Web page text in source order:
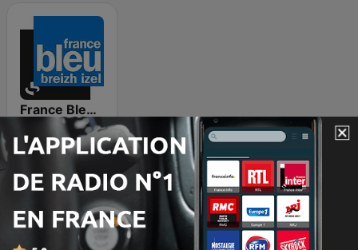
France Bleu Breizh Izel
Matchs précédents
11 de juillet de 2026 Concarneau 1 - 2 Lorient
13 de octobre de 2023 Lorient 3 - 0 Concarneau